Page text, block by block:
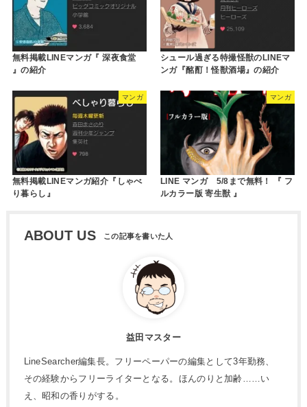
無料掲載LINEマンガ『 深夜食堂
』の紹介
シュール過ぎる特撮怪獣のLINEマ
ンガ『酩酊！怪獣酒場』の紹介
マンガ
無料掲載LINEマンガ紹介『しゃべ
り暮らし』
マンガ
LINE マンガ 5/8まで無料！ 『 フ
ルカラー版 寄生獣 』
ABOUT US
益田マスター
LineSearcher編集長。フリーペーパーの編集として3年勤務、
その経験からフリーライターとなる。ほんのりと加齢……い
え、昭和の香りがする。